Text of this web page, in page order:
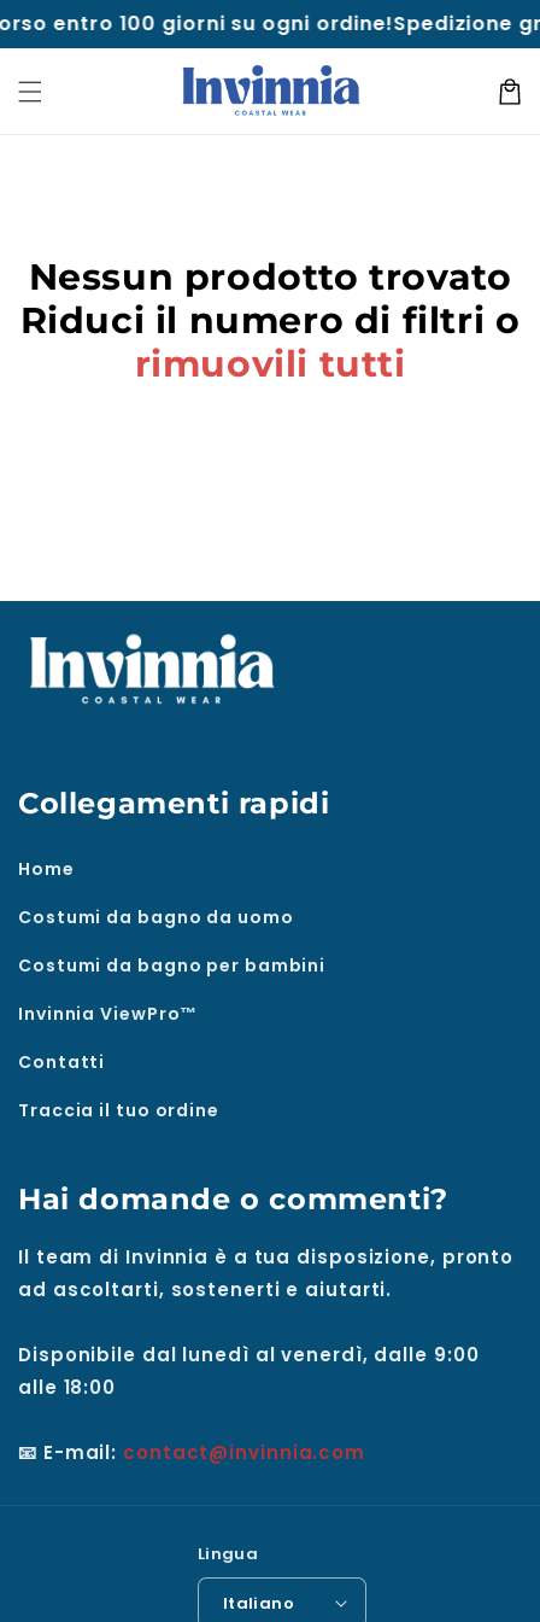
Vai al
contenuto
entro 100 giorni su ogni ordine!Spedizione
Nessun prodotto trovato
Riduci il numero di filtri o
rimuovili tutti
Collegamenti rapidi
Home
Costumi da bagno da uomo
Costumi da bagno per bambini
Invinnia ViewPro™
Contatti
Traccia il tuo ordine
Hai domande o commenti?
Il team di Invinnia è a tua disposizione, pronto
ad ascoltarti, sostenerti e aiutarti.
Disponibile dal lunedì al venerdì, dalle 9:00
alle 18:00
📧 E-mail: contact@invinnia.com
Lingua
Italiano